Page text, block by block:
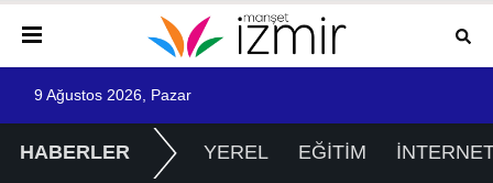
9 Ağustos 2026, Pazar
HABERLER YEREL EĞİTİM